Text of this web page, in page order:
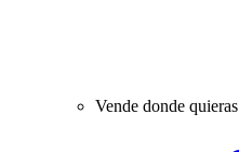
Vende donde quieras